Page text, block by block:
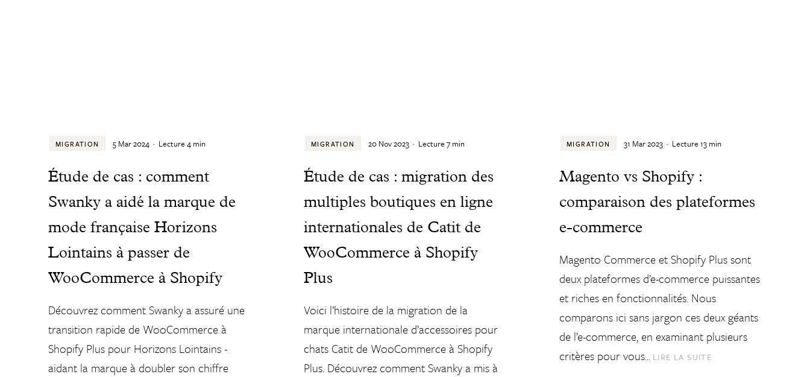
MIGRATION 5 Mar 2024 · Lecture 4 min
Étude de cas : comment
Swanky a aidé la marque de
mode française Horizons
Lointains à passer de
WooCommerce à Shopify
Découvrez comment Swanky a assuré une
transition rapide de WooCommerce à
Shopify Plus pour Horizons Lointains -
aidant la marque à doubler son chiffre
MIGRATION 20 Nov 2023 · Lecture 7 min
Étude de cas : migration des
multiples boutiques en ligne
internationales de Catit de
WooCommerce à Shopify
Plus
Voici l’histoire de la migration de la
marque internationale d’accessoires pour
chats Catit de WooCommerce à Shopify
Plus. Découvrez comment Swanky a mis à
MIGRATION 31 Mar 2023 · Lecture 13 min
Magento vs Shopify :
comparaison des plateformes
e-commerce
Magento Commerce et Shopify Plus sont
deux plateformes d’e-commerce puissantes
et riches en fonctionnalités. Nous
comparons ici sans jargon ces deux géants
de l’e-commerce, en examinant plusieurs
critères pour vous… LIRE LA SUITE